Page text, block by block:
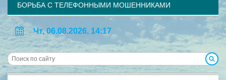
БОРЬБА С ТЕЛЕФОННЫМИ МОШЕННИКАМИ
Чт, 06.08.2026, 14:17